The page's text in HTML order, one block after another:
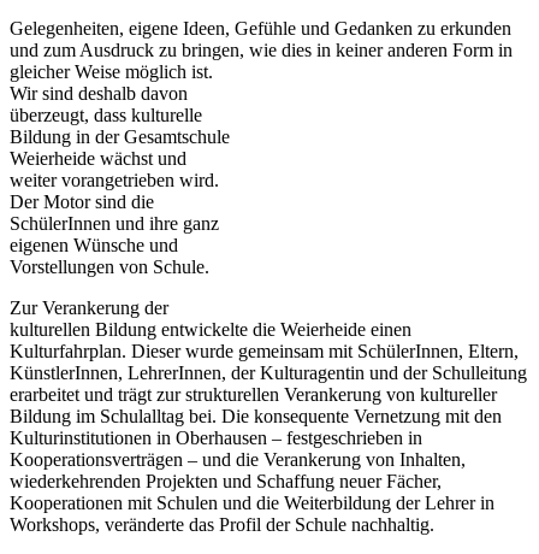
Gelegenheiten, eigene Ideen, Gefühle und Gedanken zu erkunden
und zum Ausdruck zu bringen, wie dies in keiner anderen Form in
gleicher Weise möglich ist.
Wir sind deshalb davon
überzeugt, dass kulturelle
Bildung in der Gesamtschule
Weierheide wächst und
weiter vorangetrieben wird.
Der Motor sind die
SchülerInnen und ihre ganz
eigenen Wünsche und
Vorstellungen von Schule.
Zur Verankerung der
kulturellen Bildung entwickelte die Weierheide einen
Kulturfahrplan. Dieser wurde gemeinsam mit SchülerInnen, Eltern,
KünstlerInnen, LehrerInnen, der Kulturagentin und der Schulleitung
erarbeitet und trägt zur strukturellen Verankerung von kultureller
Bildung im Schulalltag bei. Die konsequente Vernetzung mit den
Kulturinstitutionen in Oberhausen – festgeschrieben in
Kooperationsverträgen – und die Verankerung von Inhalten,
wiederkehrenden Projekten und Schaffung neuer Fächer,
Kooperationen mit Schulen und die Weiterbildung der Lehrer in
Workshops, veränderte das Profil der Schule nachhaltig.